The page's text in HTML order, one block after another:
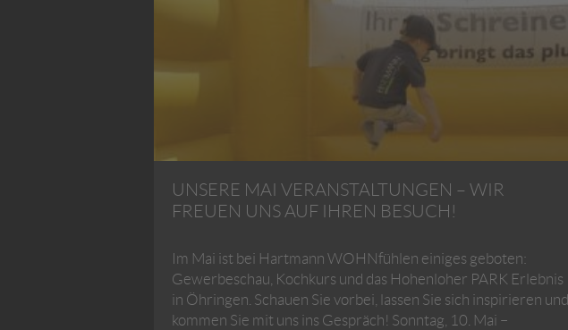
UNSERE MAI VERANSTALTUNGEN – WIR
FREUEN UNS AUF IHREN BESUCH!
Im Mai ist bei Hartmann WOHNfühlen einiges geboten:
Gewerbeschau, Kochkurs und das Hohenloher PARK Erlebnis
in Öhringen. Schauen Sie vorbei, lassen Sie sich inspirieren und
kommen Sie mit uns ins Gespräch! Sonntag, 10. Mai –